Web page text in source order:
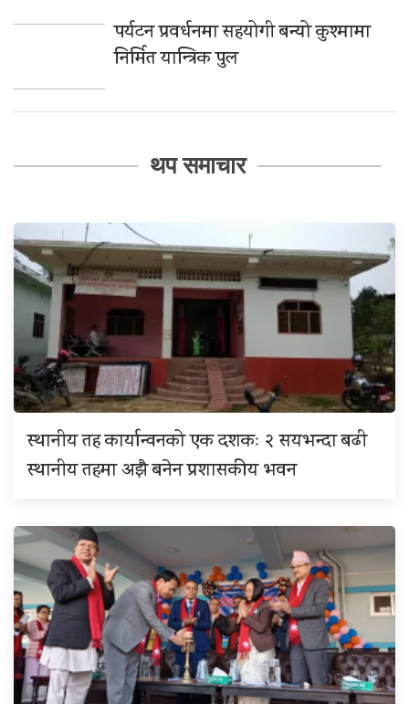
पर्यटन प्रवर्धनमा सहयोगी बन्यो कुश्मामा
निर्मित यान्त्रिक पुल
थप समाचार
स्थानीय तह कार्यान्वनको एक दशकः २ सयभन्दा बढी
स्थानीय तहमा अझै बनेन प्रशासकीय भवन